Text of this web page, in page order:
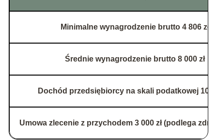
Minimalne wynagrodzenie brutto 4 806 zł
Średnie wynagrodzenie brutto 8 000 zł
Dochód przedsiębiorcy na skali podatkowej 10
Umowa zlecenie z przychodem 3 000 zł (podlega